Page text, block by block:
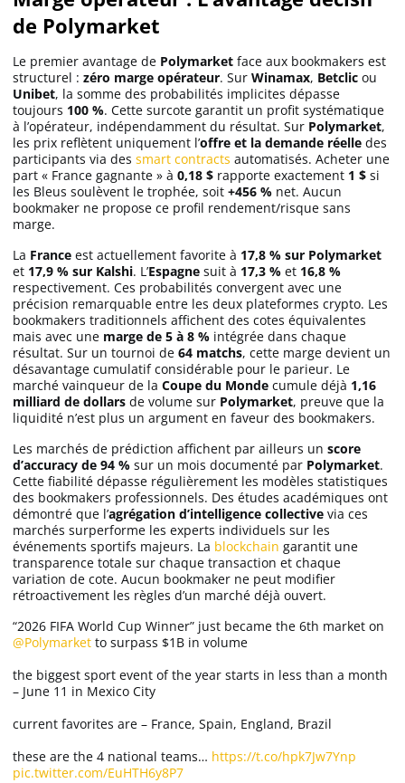
de Polymarket
Le premier avantage de Polymarket face aux bookmakers est
structurel : zéro marge opérateur. Sur Winamax, Betclic ou
Unibet, la somme des probabilités implicites dépasse
toujours 100 %. Cette surcote garantit un profit systématique
à l’opérateur, indépendamment du résultat. Sur Polymarket,
les prix reflètent uniquement l’offre et la demande réelle des
participants via des smart contracts automatisés. Acheter une
part « France gagnante » à 0,18 $ rapporte exactement 1 $ si
les Bleus soulèvent le trophée, soit +456 % net. Aucun
bookmaker ne propose ce profil rendement/risque sans
marge.
La France est actuellement favorite à 17,8 % sur Polymarket
et 17,9 % sur Kalshi. L’Espagne suit à 17,3 % et 16,8 %
respectivement. Ces probabilités convergent avec une
précision remarquable entre les deux plateformes crypto. Les
bookmakers traditionnels affichent des cotes équivalentes
mais avec une marge de 5 à 8 % intégrée dans chaque
résultat. Sur un tournoi de 64 matchs, cette marge devient un
désavantage cumulatif considérable pour le parieur. Le
marché vainqueur de la Coupe du Monde cumule déjà 1,16
milliard de dollars de volume sur Polymarket, preuve que la
liquidité n’est plus un argument en faveur des bookmakers.
Les marchés de prédiction affichent par ailleurs un score
d’accuracy de 94 % sur un mois documenté par Polymarket.
Cette fiabilité dépasse régulièrement les modèles statistiques
des bookmakers professionnels. Des études académiques ont
démontré que l’agrégation d’intelligence collective via ces
marchés surperforme les experts individuels sur les
événements sportifs majeurs. La blockchain garantit une
transparence totale sur chaque transaction et chaque
variation de cote. Aucun bookmaker ne peut modifier
rétroactivement les règles d’un marché déjà ouvert.
“2026 FIFA World Cup Winner” just became the 6th market on
@Polymarket to surpass $1B in volume
the biggest sport event of the year starts in less than a month
– June 11 in Mexico City
current favorites are – France, Spain, England, Brazil
these are the 4 national teams… https://t.co/hpk7Jw7Ynp
pic.twitter.com/EuHTH6y8P7